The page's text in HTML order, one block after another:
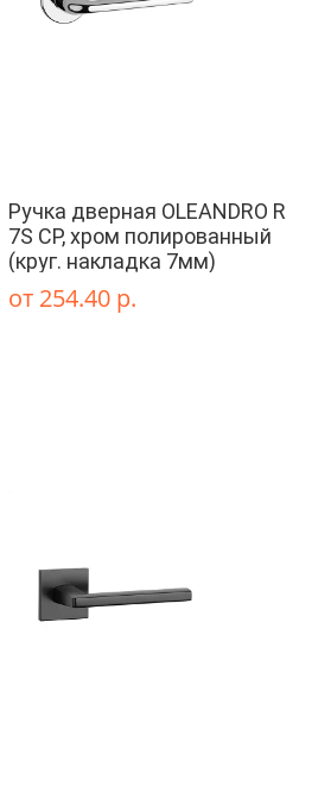
Ручка дверная OLEANDRO R
7S CP, хром полированный
(круг. накладка 7мм)
от 254.40 р.